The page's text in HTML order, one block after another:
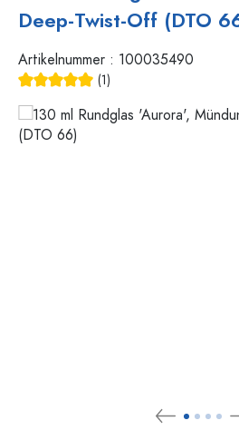
Deep-Twist-Off (DTO
Artikelnummer : 100035490
(1)